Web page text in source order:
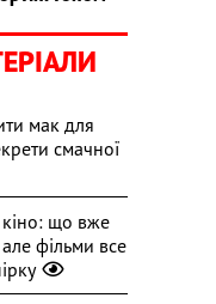
мак для
смачної
кіно: що вже
фільми все